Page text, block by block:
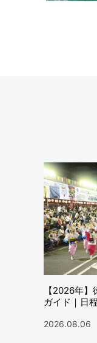
【2026年
ガイド｜日
2026.08.06